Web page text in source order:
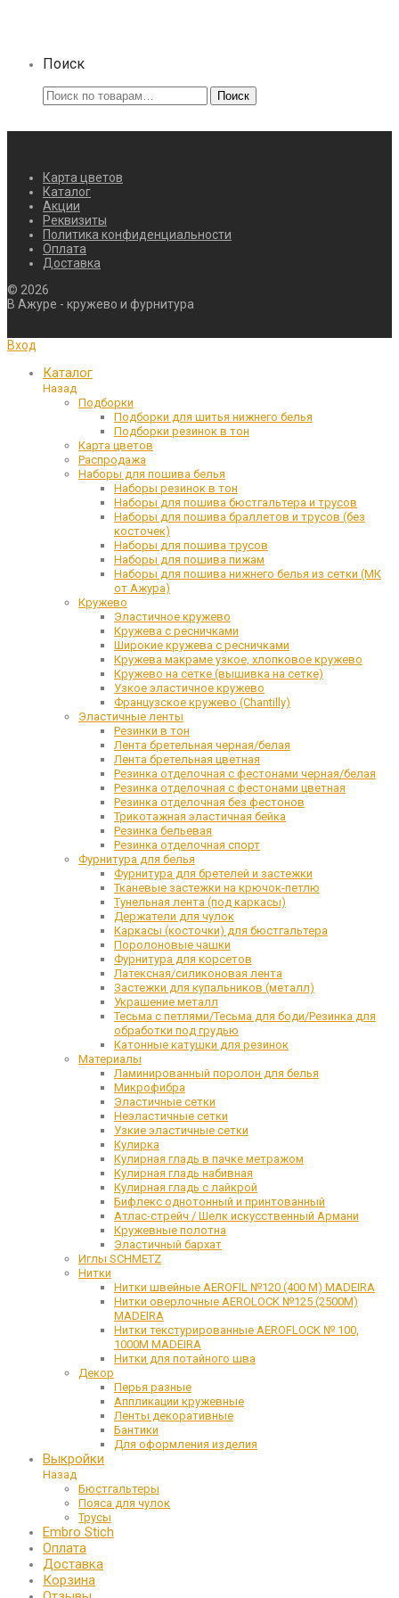
Поиск
Искать: Поиск
Карта цветов
Каталог
Акции
Реквизиты
Политика конфиденциальности
Оплата
Доставка
© 2026
В Ажуре - кружево и фурнитура
Вход
Каталог
Назад
Подборки
Подборки для шитья нижнего белья
Подборки резинок в тон
Карта цветов
Распродажа
Наборы для пошива белья
Наборы резинок в тон
Наборы для пошива бюстгальтера и трусов
Наборы для пошива браллетов и трусов (без
косточек)
Наборы для пошива трусов
Наборы для пошива пижам
Наборы для пошива нижнего белья из сетки (МК
от Ажура)
Кружево
Эластичное кружево
Кружева с ресничками
Широкие кружева с ресничками
Кружева макраме узкое, хлопковое кружево
Кружево на сетке (вышивка на сетке)
Узкое эластичное кружево
Французское кружево (Chantilly)
Эластичные ленты
Резинки в тон
Лента бретельная черная/белая
Лента бретельная цветная
Резинка отделочная с фестонами черная/белая
Резинка отделочная с фестонами цветная
Резинка отделочная без фестонов
Трикотажная эластичная бейка
Резинка бельевая
Резинка отделочная спорт
Фурнитура для белья
Фурнитура для бретелей и застежки
Тканевые застежки на крючок-петлю
Тунельная лента (под каркасы)
Держатели для чулок
Каркасы (косточки) для бюстгальтера
Поролоновые чашки
Фурнитура для корсетов
Латексная/силиконовая лента
Застежки для купальников (металл)
Украшение металл
Тесьма с петлями/Тесьма для боди/Резинка для
обработки под грудью
Катонные катушки для резинок
Материалы
Ламинированный поролон для белья
Микрофибра
Эластичные сетки
Неэластичные сетки
Узкие эластичные сетки
Кулирка
Кулирная гладь в пачке метражом
Кулирная гладь набивная
Кулирная гладь с лайкрой
Бифлекс однотонный и принтованный
Атлас-стрейч / Шелк искусственный Армани
Кружевные полотна
Эластичный бархат
Иглы SCHMETZ
Нитки
Нитки швейные AEROFIL №120 (400 М) MADEIRA
Нитки оверлочные AEROLOCK №125 (2500М)
MADEIRA
Нитки текстурированные AEROFLOCK № 100,
1000М MADEIRA
Нитки для потайного шва
Декор
Перья разные
Аппликации кружевные
Ленты декоративные
Бантики
Для оформления изделия
Выкройки
Назад
Бюстгальтеры
Пояса для чулок
Трусы
Embro Stich
Оплата
Доставка
Корзина